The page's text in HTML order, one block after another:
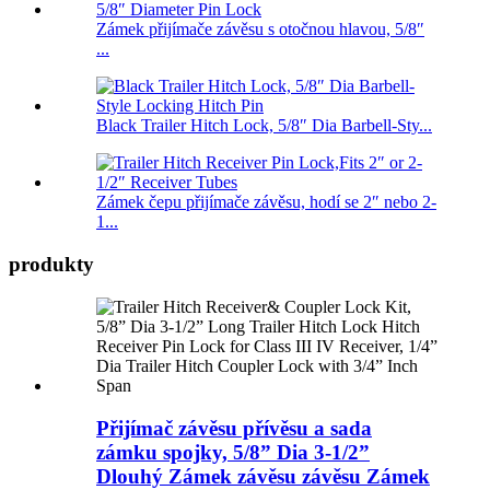
Zámek přijímače závěsu s otočnou hlavou, 5/8″
...
Black Trailer Hitch Lock, 5/8″ Dia Barbell-Sty...
Zámek čepu přijímače závěsu, hodí se 2″ nebo 2-
1...
produkty
Přijímač závěsu přívěsu a sada
zámku spojky, 5/8” Dia 3-1/2”
Dlouhý Zámek závěsu závěsu Zámek